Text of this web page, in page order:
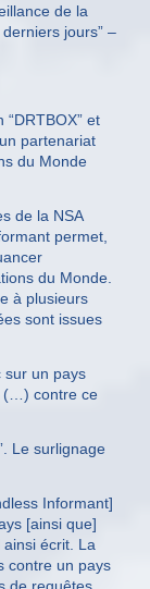
de la
jours” –
“DRTBOX” et
partenariat
du Monde
de la NSA
permet,
du Monde.
à plusieurs
sont issues
sur un pays
(…) contre ce
Le surlignage
Informant]
[ainsi que]
écrit. La
contre un pays